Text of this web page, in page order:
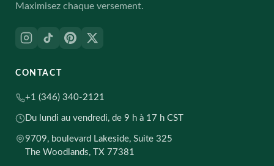
Maximisez chaque versement.
CONTACT
+1 (346) 340-2121
Du lundi au vendredi, de 9 h à 17 h CST
9709, boulevard Lakeside, Suite 325
The Woodlands, TX 77381